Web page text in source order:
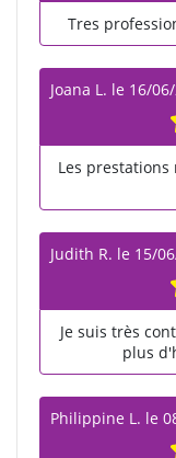
Tres
Joana L. le 16/
Les
Judith R. le 15/
Je suis très
plus
Philippine L. le